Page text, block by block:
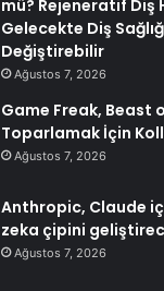
mü? Rejeneratif Diş
Gelecekte Diş
Değiştirebilir
Ağustos 7, 2026
Game Freak, Beast
Toparlamak İçin
Ağustos 7, 2026
Anthropic, Claude
zeka çipini
Ağustos 7, 2026